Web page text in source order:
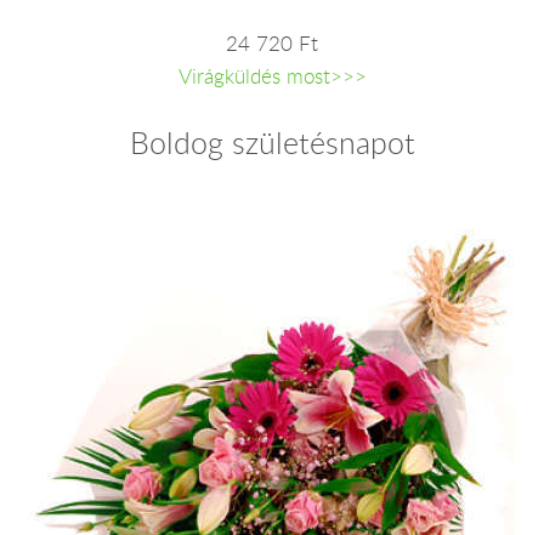
24 720 Ft
Virágküldés most>>>
Boldog születésnapot